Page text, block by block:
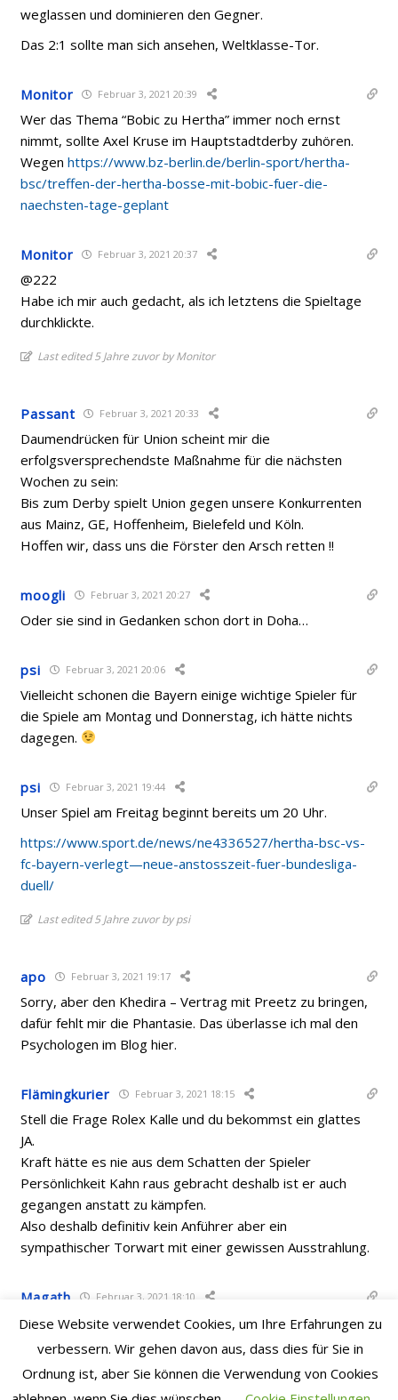
weglassen und dominieren den Gegner.
Das 2:1 sollte man sich ansehen, Weltklasse-Tor.
Monitor Februar 3, 2021 20:39
Wer das Thema “Bobic zu Hertha” immer noch ernst
nimmt, sollte Axel Kruse im Hauptstadtderby zuhören.
Wegenhttps://www.bz-berlin.de/berlin-sport/hertha-
bsc/treffen-der-hertha-bosse-mit-bobic-fuer-die-
naechsten-tage-geplant
Monitor Februar 3, 2021 20:37
@222
Habe ich mir auch gedacht, als ich letztens die Spieltage
durchklickte.
Last edited 5 Jahre zuvor by Monitor
Passant Februar 3, 2021 20:33
Daumendrücken für Union scheint mir die
erfolgsversprechendste Maßnahme für die nächsten
Wochen zu sein:
Bis zum Derby spielt Union gegen unsere Konkurrenten
aus Mainz, GE, Hoffenheim, Bielefeld und Köln.
Hoffen wir, dass uns die Förster den Arsch retten !!
moogli Februar 3, 2021 20:27
Oder sie sind in Gedanken schon dort in Doha…
psi Februar 3, 2021 20:06
Vielleicht schonen die Bayern einige wichtige Spieler für
die Spiele am Montag und Donnerstag, ich hätte nichts
dagegen.
psi Februar 3, 2021 19:44
Unser Spiel am Freitag beginnt bereits um 20 Uhr.
https://www.sport.de/news/ne4336527/hertha-bsc-vs-
fc-bayern-verlegt—neue-anstosszeit-fuer-bundesliga-
duell/
Last edited 5 Jahre zuvor by psi
apo Februar 3, 2021 19:17
Sorry, aber den Khedira – Vertrag mit Preetz zu bringen,
dafür fehlt mir die Phantasie. Das überlasse ich mal den
Psychologen im Blog hier.
Flämingkurier Februar 3, 2021 18:15
Stell die Frage Rolex Kalle und du bekommst ein glattes
JA.
Kraft hätte es nie aus dem Schatten der Spieler
Persönlichkeit Kahn raus gebracht deshalb ist er auch
gegangen anstatt zu kämpfen.
Also deshalb definitiv kein Anführer aber ein
sympathischer Torwart mit einer gewissen Ausstrahlung.
Magath Februar 3, 2021 18:10
@194
Nun Herthapeter hat behauptet Preetz hätte sich auch an
Kraft und Ibisevic.
Diese Website verwendet Cookies, um Ihre Erfahrungen zu
verbessern. Wir gehen davon aus, dass dies für Sie in
Ordnung ist, aber Sie können die Verwendung von Cookies